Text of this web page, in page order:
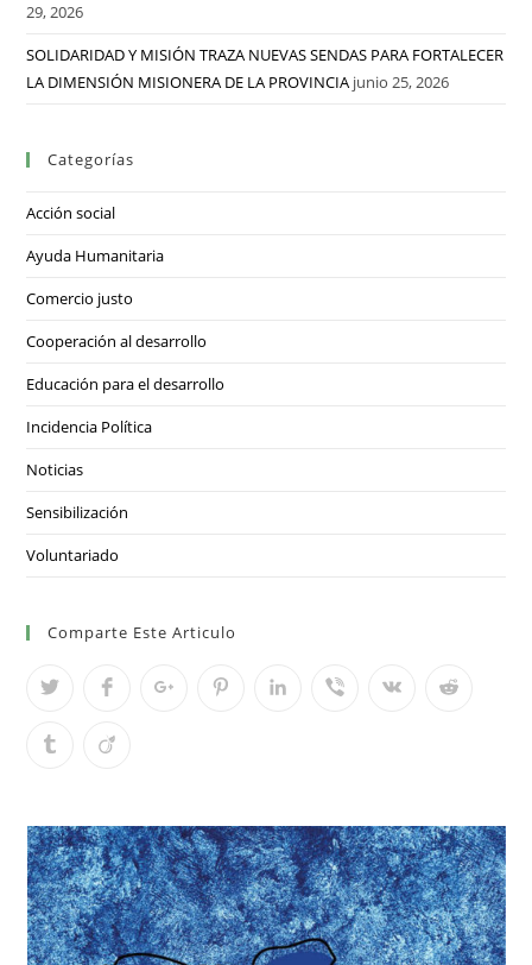
29, 2026
SOLIDARIDAD Y MISIÓN TRAZA NUEVAS SENDAS PARA FORTALECER
LA DIMENSIÓN MISIONERA DE LA PROVINCIA junio 25, 2026
Categorías
Acción social
Ayuda Humanitaria
Comercio justo
Cooperación al desarrollo
Educación para el desarrollo
Incidencia Política
Noticias
Sensibilización
Voluntariado
Comparte Este Articulo